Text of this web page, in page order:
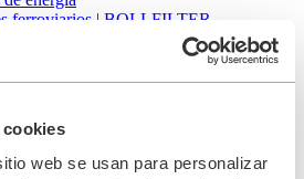
cookies
web se usan para personalizar
ferroviarios | BOLLFILTER
y mecanizado
de lavagem de caixas
de túnel